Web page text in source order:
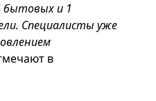
бытовых и 1
Специалисты уже
в